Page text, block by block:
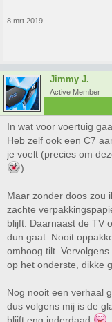
8 mrt 2019
Jimmy J.
Active Member
In wat voor voertuig
Heb zelf ook een C7
je voelt (precies om
)
Maar zonder doos zou
zachte
blijft. Daarnaast de TV
dun gaat. Nooit
omhoog tilt.
op het onderste, dikke
Nog nooit een verhaal
dus volgens mij is de